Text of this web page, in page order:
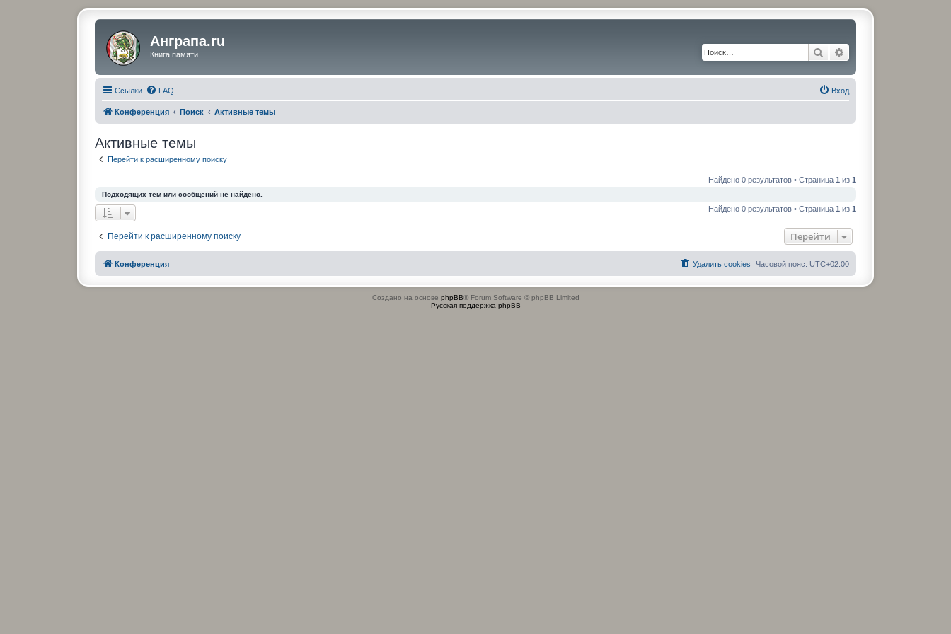
Анграпа.ru
Книга памяти Поиск
Ссылки FAQ Вход
Конференция Поиск Активные темы
Активные темы
Перейти к расширенному поиску
Найдено 0 результатов • Страница 1 из 1
Подходящих тем или сообщений не найдено.
Найдено 0 результатов • Страница 1 из 1
Перейти к расширенному поиску Перейти
Конференция Часовой пояс: UTC+02:00
Удалить cookies
Создано на основе phpBB® Forum Software © phpBB Limited
Русская поддержка phpBB